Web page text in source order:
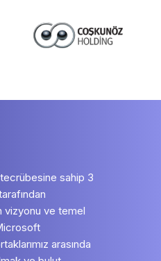
tecrübesine sahip 3
vizyonu ve temel
arasında